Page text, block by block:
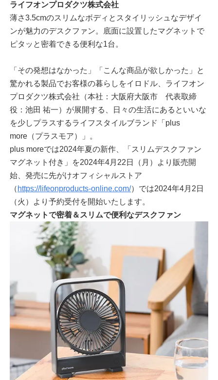
ライフオンプロダクツ株式会社
薄さ3.5cmのスリムなボディとスタイリッシュなデザイ
ンが魅力のデスクファン。底面に設置したマグネットで
ピタッと密着できる便利な1台。
「その発想はなかった」「こんな商品が欲しかった」と
驚かれる製品でお客様の暮らしをイロドル、ライフオン
プロダクツ株式会社（本社：大阪府大阪市 代表取締
役：池田 祐一）が展開する、日々の生活にあるといいな
を少しプラスするライフスタイルブランド「plus
more（プラスモア）」。
plus moreでは2024年夏の新作、「スリムデスクファン
マグネット付き」を2024年4月22日（月）より販売開
始、発売に先がけオフィシャルストア
（ https://lifeonproducts-online.com/）では2024年4月2日
（火）より予約受付を開始いたします。
マグネットで密着＆スリムで便利なデスクファン